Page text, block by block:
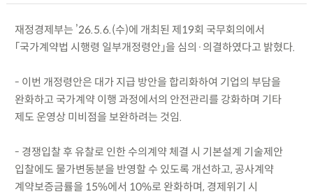
재정경제부는 ’26.5.6.(수)에 개최된 제19회 국무회의에서
「국가계약법 시행령 일부개정령안」을 심의·의결하였다고 밝혔다.
- 이번 개정령안은 대가 지급 방안을 합리화하여 기업의 부담을
완화하고 국가계약 이행 과정에서의 안전관리를 강화하며 기타
제도 운영상 미비점을 보완하려는 것임.
- 경쟁입찰 후 유찰로 인한 수의계약 체결 시 기본설계 기술제안
입찰에도 물가변동분을 반영할 수 있도록 개선하고, 공사계약
계약보증금률을 15%에서 10%로 완화하며, 경제위기 시